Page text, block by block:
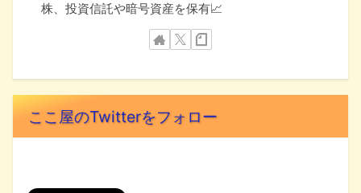
株、投資信託や暗号資産を保有📈
ここ屋のTwitterをフォロー